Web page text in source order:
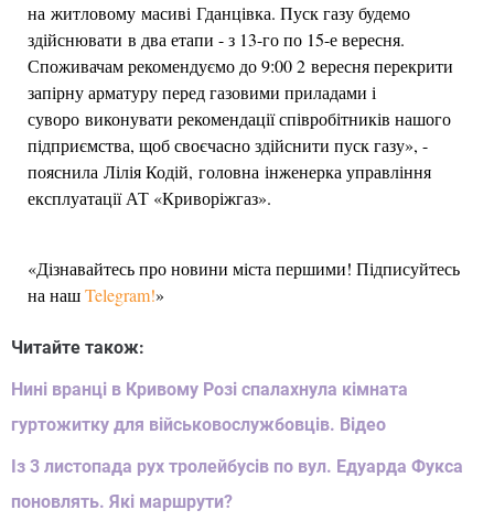
на житловому масиві Гданцівка. Пуск газу будемо
здійснювати в два етапи - з 13-го по 15-е вересня.
Споживачам рекомендуємо до 9:00 2 вересня перекрити
запірну арматуру перед газовими приладами і
суворо виконувати рекомендації співробітників нашого
підприємства, щоб своєчасно здійснити пуск газу», -
пояснила Лілія Кодій, головна інженерка управління
експлуатації АТ «Криворіжгаз».
«Дізнавайтесь про новини міста першими! Підписуйтесь
на нашTelegram!»
Читайте також:
Нині вранці в Кривому Розі спалахнула кімната
гуртожитку для військовослужбовців. Відео
Із 3 листопада рух тролейбусів по вул. Едуарда Фукса
поновлять. Які маршрути?